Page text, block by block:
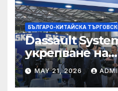
БЪЛГАРО-КИТАЙСКА
Dassault
укрепване на
изграждането
екосистема в
MAY 21, 2026